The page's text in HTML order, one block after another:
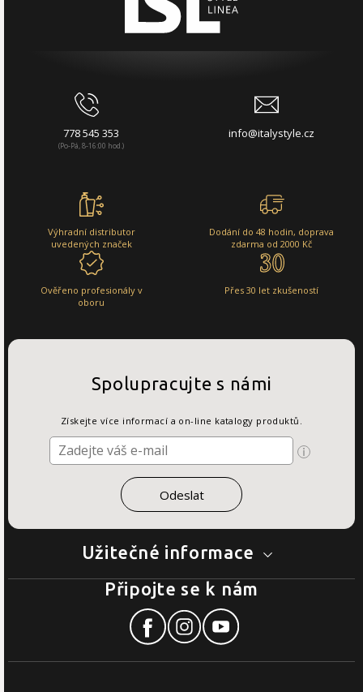
778 545 353
(Po-Pá, 8-16:00 hod.)
info@italystyle.cz
Výhradní distributor
uvedených značek
Dodání do 48 hodin, doprava
zdarma od 2000 Kč
Ověřeno profesionály v
oboru
Přes 30 let zkušeností
Užitečné informace
Spolupracujte s námi
Získejte více informací a on-line katalogy produktů.
Připojte se k nám